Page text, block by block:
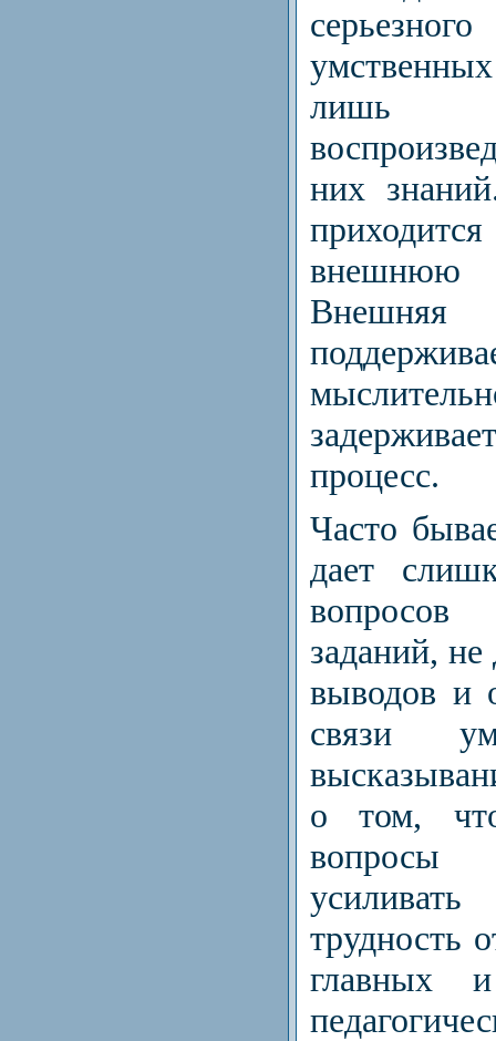
лишь
них
Внешняя
процесс.
Часто
дает
вопросов
заданий,
выводов и
связи
о том,
трудность
главных